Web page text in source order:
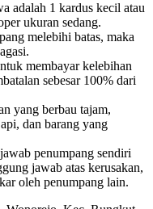
adalah 1 kardus kecil atau
ukuran sedang.
melebihi batas, maka
membayar kelebihan
sebesar 100% dari
yang berbau tajam,
dan barang yang
penumpang sendiri
jawab atas kerusakan,
oleh penumpang lain.